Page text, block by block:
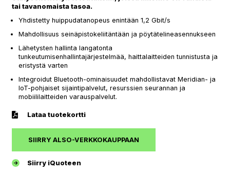
tai tavanomaista tasoa.
Yhdistetty huippudatanopeus enintään 1,2 Gbit/s
Mahdollisuus seinäpistokeliitäntään ja pöytätelineasennukseen
Lähetysten hallinta langatonta
tunkeutumisenhallintajärjestelmää, haittalaitteiden tunnistusta ja
eristystä varten
Integroidut Bluetooth-ominaisuudet mahdollistavat Meridian- ja
IoT-pohjaiset sijaintipalvelut, resurssien seurannan ja
mobiililaitteiden varauspalvelut.
Lataa tuotekortti
SIIRRY ALSO-VERKKOKAUPPAAN
Siirry iQuoteen